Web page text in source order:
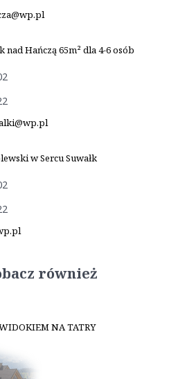
nad Hańczą 65m² dla 4-6 osób
w Sercu Suwałk
również
NA TATRY